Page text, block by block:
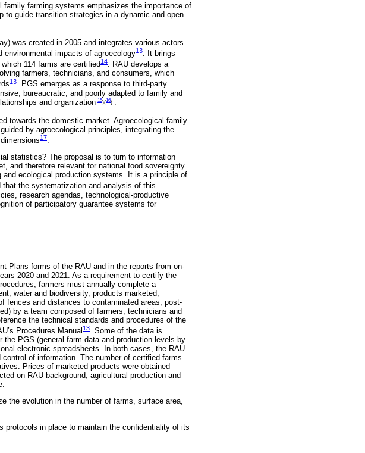
farming systems emphasizes the importance of
to guide transition strategies in a dynamic and open
was created in 2005 and integrates various actors
impacts of agroecology13
. It brings
114 farms are certified14. RAU develops a
farmers, technicians, and consumers, which
13. PGS emerges as a response to third-party
bureaucratic, and poorly adapted to family and
and organization 15)(16)
towards the domestic market. Agroecological family
by agroecological principles, integrating the
17
statistics? The proposal is to turn to information
and therefore relevant for national food sovereignty.
ecological production systems. It is a principle of
that the systematization and analysis of this
research agendas, technological-productive
of participatory guarantee systems for
Plans forms of the RAU and in the reports from on-
2020 and 2021. As a requirement to certify the
farmers must annually complete a
water and biodiversity, products marketed,
fences and distances to contaminated areas, post-
by a team composed of farmers, technicians and
the technical standards and procedures of the
Procedures Manual 13. Some of the data is
PGS (general farm data and production levels by
electronic spreadsheets. In both cases, the RAU
of information. The number of certified farms
Prices of marketed products were obtained
on RAU background, agricultural production and
the evolution in the number of farms, surface area,
protocols in place to maintain the confidentiality of its